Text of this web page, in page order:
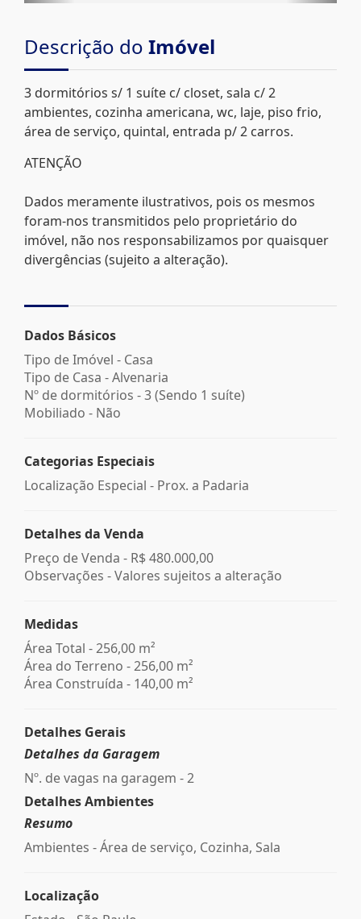
Descrição do Imóvel
3 dormitórios s/ 1 suíte c/ closet, sala c/ 2
ambientes, cozinha americana, wc, laje, piso frio,
área de serviço, quintal, entrada p/ 2 carros.
ATENÇÃO
Dados meramente ilustrativos, pois os mesmos
foram-nos transmitidos pelo proprietário do
imóvel, não nos responsabilizamos por quaisquer
divergências (sujeito a alteração).
Dados Básicos
Tipo de Imóvel - Casa
Tipo de Casa - Alvenaria
Nº de dormitórios - 3 (Sendo 1 suíte)
Mobiliado - Não
Categorias Especiais
Localização Especial - Prox. a Padaria
Detalhes da Venda
Preço de Venda - R$ 480.000,00
Observações - Valores sujeitos a alteração
Medidas
Área Total - 256,00 m²
Área do Terreno - 256,00 m²
Área Construída - 140,00 m²
Detalhes Gerais
Detalhes da Garagem
Nº. de vagas na garagem - 2
Detalhes Ambientes
Resumo
Ambientes - Área de serviço, Cozinha, Sala
Localização